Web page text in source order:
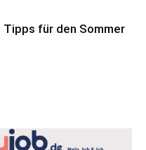
für den Sommer